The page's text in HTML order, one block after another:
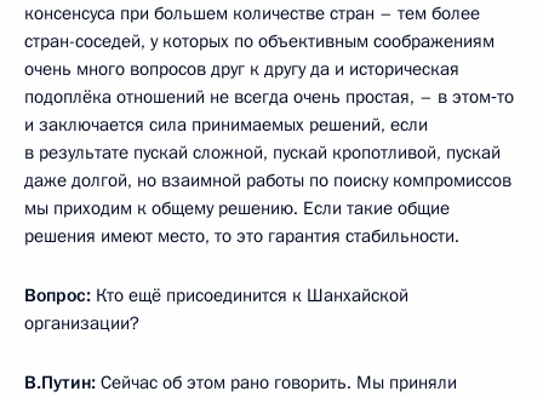
консенсуса при большем количестве стран – тем более
стран-соседей, у которых по объективным соображениям
очень много вопросов друг к другу да и историческая
подоплёка отношений не всегда очень простая, – в этом‑то
и заключается сила принимаемых решений, если
в результате пускай сложной, пускай кропотливой, пускай
даже долгой, но взаимной работы по поиску компромиссов
мы приходим к общему решению. Если такие общие
решения имеют место, то это гарантия стабильности.
Вопрос: Кто ещё присоединится к Шанхайской
организации?
В.Путин: Сейчас об этом рано говорить. Мы приняли